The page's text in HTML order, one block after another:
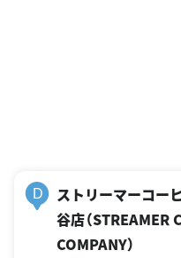
D
ストリーマーコー
谷店（STREAMER
COMPANY）